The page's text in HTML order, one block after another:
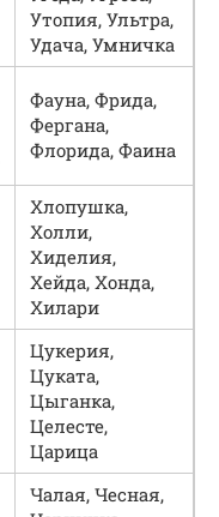
Утопия, Ультра,
Удача, Умничка
Фауна, Фрида,
Фергана,
Флорида, Фаина
Хлопушка,
Холли,
Хиделия,
Хейда, Хонда,
Хилари
Цукерия,
Цуката,
Цыганка,
Целесте,
Царица
Чалая, Чесная,